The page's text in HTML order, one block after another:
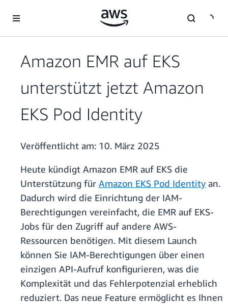
Überspringen zum Hauptinhalt
Amazon EMR auf EKS
unterstützt jetzt Amazon
EKS Pod Identity
Veröffentlicht am: 10. März 2025
Heute kündigt Amazon EMR auf EKS die
Unterstützung für Amazon EKS Pod Identity an.
Dadurch wird die Einrichtung der IAM-
Berechtigungen vereinfacht, die EMR auf EKS-
Jobs für den Zugriff auf andere AWS-
Ressourcen benötigen. Mit diesem Launch
können Sie IAM-Berechtigungen über einen
einzigen API-Aufruf konfigurieren, was die
Komplexität und das Fehlerpotenzial erheblich
reduziert. Das neue Feature ermöglicht es Ihnen